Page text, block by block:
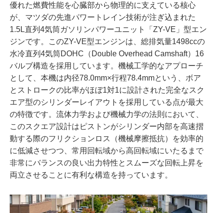
優れた燃費性能を心臓部から物理的に支えている核心
が、マツダの先進パワートレイン技術が注ぎ込まれた
1.5L直列4気筒ガソリンパワーユニット「ZY-VE」型エン
ジンです。このZY-VE型エンジンは、総排気量1498ccの
水冷直列4気筒DOHC（Double Overhead Camshaft）16
バルブ構造を採用しています。機械工学的なアプローチ
として、本機は内径78.0mm×行程78.4mmという、ボア
とストロークの比率がほぼ1対1に設計された完全なスク
エア型のシリンダーレイアウトを採用している点が最大
の特徴です。流体力学および機械力学の法則において、
このスクエア設計はピストンがシリンダー内部を高速摺
動する際のフリクションロス（機械摩擦抵抗）を効率的
に低減させつつ、常用回転域から高回転域にいたるまで
非常にバランスの良い出力特性とスムーズな回転上昇を
両立させることに有利な構造を持っています。